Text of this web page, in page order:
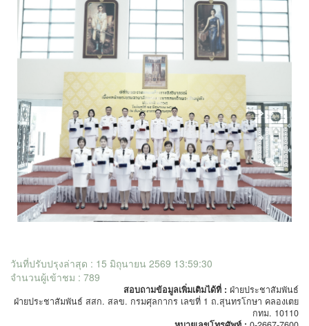
วันที่ปรับปรุงล่าสุด : 15 มิถุนายน 2569 13:59:30
จำนวนผู้เข้าชม : 789
สอบถามข้อมูลเพิ่มเติมได้ที่ : ฝ่ายประชาสัมพันธ์
ฝ่ายประชาสัมพันธ์ สสก. สลข. กรมศุลกากร เลขที่ 1 ถ.สุนทรโกษา คลองเตย
กทม. 10110